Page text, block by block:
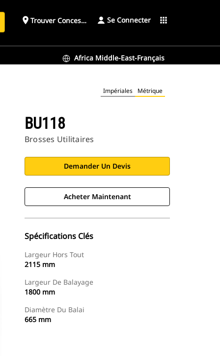
place Trouver ConcessionnaireSe Connecter apps
Africa Middle-East-Français
Impériales Métrique
BU118
Brosses Utilitaires
Demander Un Devis
Acheter Maintenant
Spécifications Clés
Largeur Hors Tout
2115 mm
Largeur De Balayage
1800 mm
Diamètre Du Balai
665 mm